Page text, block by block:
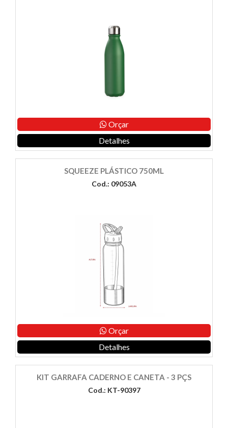
Orçar
Detalhes
SQUEEZE PLÁSTICO 750ML
Cod.: 09053A
Orçar
Detalhes
KIT GARRAFA CADERNO E CANETA - 3 PÇS
Cod.: KT-90397